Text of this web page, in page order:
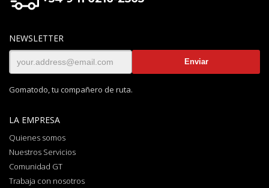
NEWSLETTER
Gomatodo, tu compañero de ruta.
LA EMPRESA
Quienes somos
Nuestros Servicios
Comunidad GT
Trabaja con nosotros